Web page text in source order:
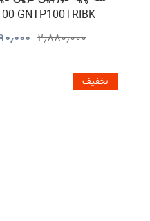
GNTP100TRIBK
۲٫۸۸۰٫۰۰۰
تخفیف